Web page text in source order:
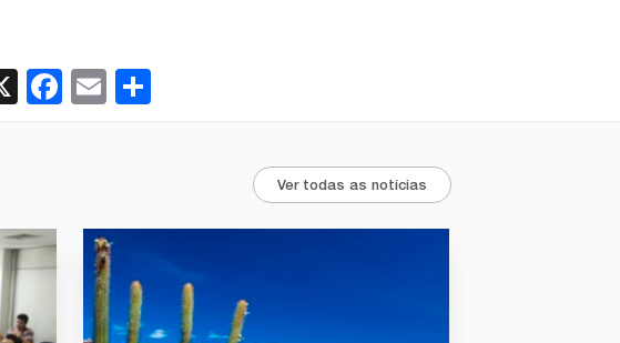
X Facebook
EmailShare
Ver todas as notícias